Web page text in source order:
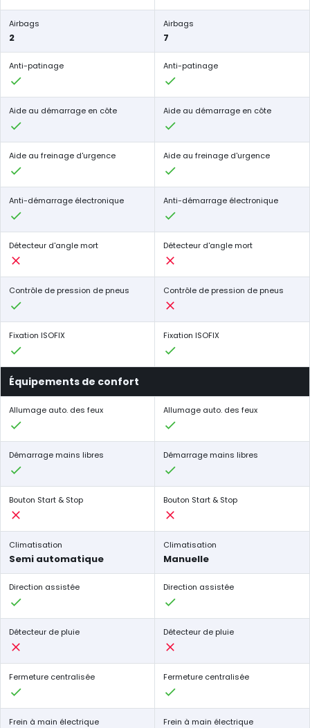
Airbags
2
Airbags
7
Anti-patinage Anti-patinage
Aide au démarrage en côte Aide au démarrage en côte
Aide au freinage d'urgence Aide au freinage d'urgence
Anti-démarrage électronique Anti-démarrage électronique
Détecteur d'angle mort Détecteur d'angle mort
Contrôle de pression de pneus Contrôle de pression de pneus
Fixation ISOFIX Fixation ISOFIX
Équipements de confort
Allumage auto. des feux Allumage auto. des feux
Démarrage mains libres Démarrage mains libres
Bouton Start & Stop Bouton Start & Stop
Climatisation
Semi automatique
Climatisation
Manuelle
Direction assistée Direction assistée
Détecteur de pluie Détecteur de pluie
Fermeture centralisée Fermeture centralisée
Frein à main électrique Frein à main électrique